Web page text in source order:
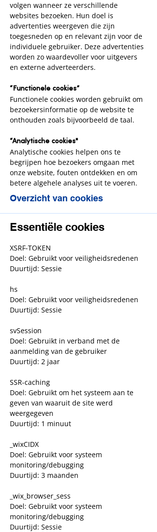
volgen wanneer ze verschillende
websites bezoeken. Hun doel is
advertenties weergeven die zijn
toegesneden op en relevant zijn voor de
individuele gebruiker. Deze advertenties
worden zo waardevoller voor uitgevers
en externe adverteerders.
“Functionele cookies”
Functionele cookies worden gebruikt om
bezoekersinformatie op de website te
onthouden zoals bijvoorbeeld de taal.
“Analytische cookies"
Analytische cookies helpen ons te
begrijpen hoe bezoekers omgaan met
onze website, fouten ontdekken en om
betere algehele analyses uit te voeren.
Overzicht van cookies
Essentiële cookies
XSRF-TOKEN
Doel: Gebruikt voor veiligheidsredenen
Duurtijd: Sessie
hs
Doel: Gebruikt voor veiligheidsredenen
Duurtijd: Sessie
svSession
Doel: Gebruikt in verband met de
aanmelding van de gebruiker
Duurtijd: 2 jaar
SSR-caching
Doel: Gebruikt om het systeem aan te
geven van waaruit de site werd
weergegeven
Duurtijd: 1 minuut
_wixCIDX
Doel: Gebruikt voor systeem
monitoring/debugging
Duurtijd: 3 maanden
_wix_browser_sess
Doel: Gebruikt voor systeem
monitoring/debugging
Duurtijd: Sessie